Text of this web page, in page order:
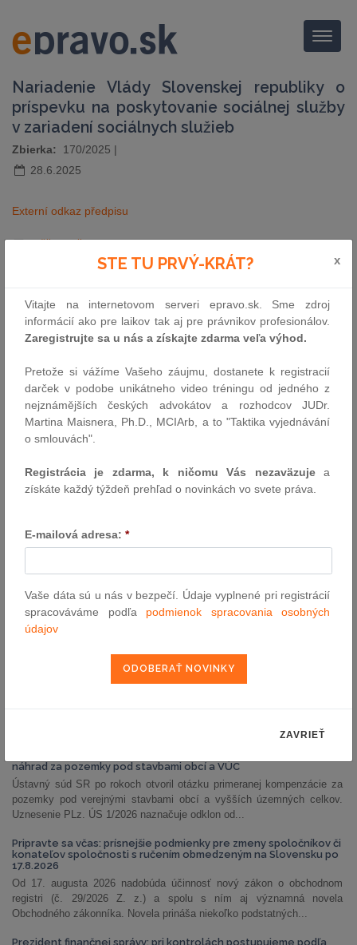
Menu
Nariadenie Vlády Slovenskej republiky o
príspevku na poskytovanie sociálnej služby
v zariadení sociálnych služieb
Zbierka: 170/2025 |
28.6.2025
Externí odkaz předpisu
pošli e-mailom
VYHĽADÁVANIE ASPI
Text:
náhrad za pozemky pod stavbami obcí a VÚC
Ústavný súd SR po rokoch otvoril otázku primeranej kompenzácie za
pozemky pod verejnými stavbami obcí a vyšších územných celkov.
Uznesenie PLz. ÚS 1/2026 naznačuje odklon od...
Pripravte sa včas: prísnejšie podmienky pre zmeny spoločníkov či
konateľov spoločnosti s ručením obmedzeným na Slovensku po
17.8.2026
Od 17. augusta 2026 nadobúda účinnosť nový zákon o obchodnom
registri (č. 29/2026 Z. z.) a spolu s ním aj významná novela
Obchodného zákonníka. Novela prináša niekoľko podstatných...
Prezident finančnej správy: pri kontrolách postupujeme podľa
STE TU PRVÝ-KRÁT? x
Vitajte na internetovom serveri epravo.sk. Sme zdroj
informácií ako pre laikov tak aj pre právnikov profesionálov.
Zaregistrujte sa u nás a získajte zdarma veľa výhod.
Pretože si vážíme Vašeho záujmu, dostanete k registracií
darček v podobe unikátneho video tréningu od jedného z
nejznámějších českých advokátov a rozhodcov JUDr.
Martina Maisnera, Ph.D., MCIArb, a to "Taktika vyjednávání
o smlouvách".
Registrácia je zdarma, k ničomu Vás nezaväzujea
získáte každý týždeň prehľad o novinkách vo svete práva.
E-mailová adresa: *
Vaše dáta sú u nás v bezpečí. Údaje vyplnené pri registrácií
spracováváme podľa podmienok spracovania osobných
údajov
ZAVRIEŤ